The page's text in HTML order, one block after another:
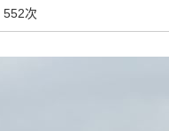
552次